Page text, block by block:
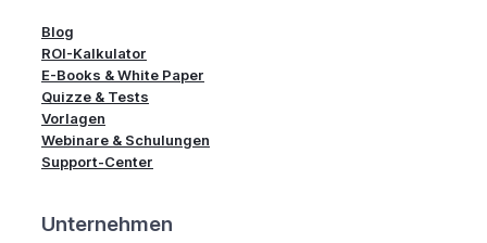
Blog
ROI-Kalkulator
E-Books & White Paper
Quizze & Tests
Vorlagen
Webinare & Schulungen
Support-Center
Unternehmen